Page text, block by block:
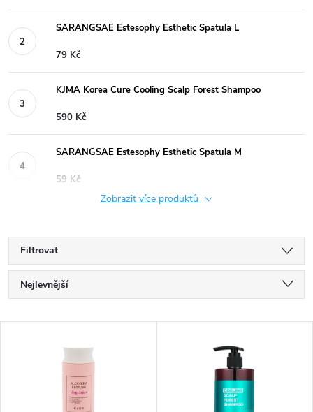
SARANGSAE Estesophy Esthetic Spatula L
79 Kč
KJMA Korea Cure Cooling Scalp Forest Shampoo
590 Kč
SARANGSAE Estesophy Esthetic Spatula M
59 Kč
Zobrazit více produktů
Filtrovat
Ř
a
Nejlevnější